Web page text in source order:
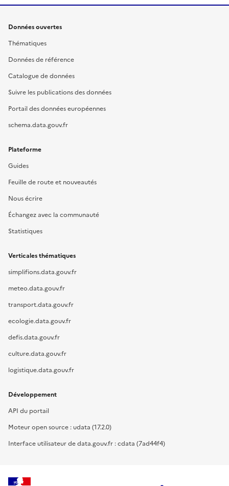
Données ouvertes
Thématiques
Données de référence
Catalogue de données
Suivre les publications des données
Portail des données européennes
schema.data.gouv.fr
Plateforme
Guides
Feuille de route et nouveautés
Nous écrire
Échangez avec la communauté
Statistiques
Verticales thématiques
simplifions.data.gouv.fr
meteo.data.gouv.fr
transport.data.gouv.fr
ecologie.data.gouv.fr
defis.data.gouv.fr
culture.data.gouv.fr
logistique.data.gouv.fr
Développement
API du portail
Moteur open source : udata (17.2.0)
Interface utilisateur de data.gouv.fr : cdata (7ad44f4)